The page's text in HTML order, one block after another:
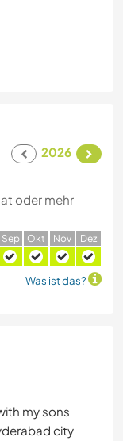
2026
oder mehr
Sep Okt Nov Dez
Was ist das?
my sons
city